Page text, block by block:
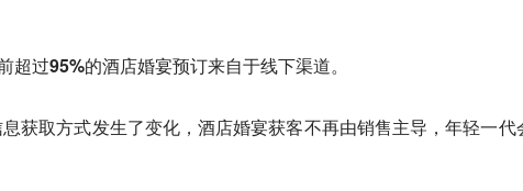
超过95%的酒店婚宴预订来自于线下渠道。
获取方式发生了变化，酒店婚宴获客不再由销售主导，年轻一